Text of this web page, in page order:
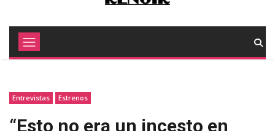
Entrevistas Estrenos
“Esto no era un incesto en